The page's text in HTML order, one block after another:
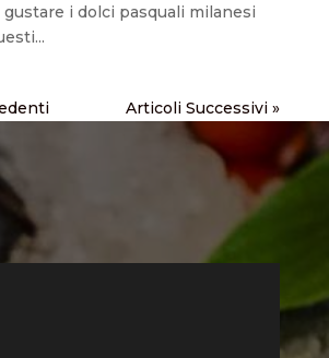
i dolci pasquali milanesi
Articoli Successivi »